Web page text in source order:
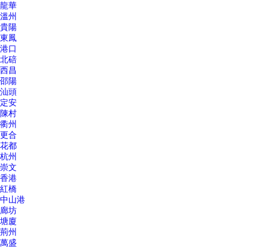
龍華
溫州
貴陽
東鳳
港口
北碚
西昌
邵陽
汕頭
定安
陳村
衢州
更合
花都
杭州
崇文
香港
紅橋
中山港
廊坊
塘廈
荊州
萬盛